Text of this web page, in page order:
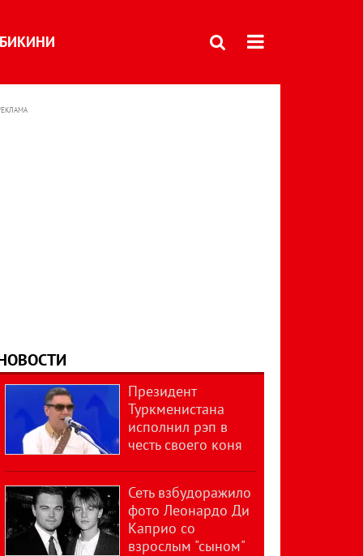
БИКИНИ
Президент
Туркменистана
исполнил рэп в
честь своего коня
Сеть взбудоражило
фото Леонардо Ди
Каприо со
взрослым "сыном"